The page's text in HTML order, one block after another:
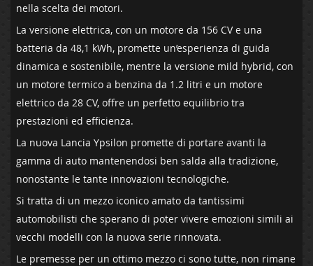
nella scelta dei motori.
La versione elettrica, con un motore da 156 CV e una
batteria da 48,1 kWh, promette un’esperienza di guida
dinamica e sostenibile, mentre la versione mild hybrid, con
un motore termico a benzina da 1.2 litri e un motore
elettrico da 28 CV, offre un perfetto equilibrio tra
prestazioni ed efficienza.
La nuova Lancia Ypsilon promette di portare avanti la
gamma di auto mantenendosi ben salda alla tradizione,
nonostante le tante innovazioni tecnologiche.
Si tratta di un mezzo iconico amato da tantissimi
automobilisti che sperano di poter vivere emozioni simili ai
vecchi modelli con la nuova serie rinnovata.
Le premesse per un ottimo mezzo ci sono tutte, non rimane